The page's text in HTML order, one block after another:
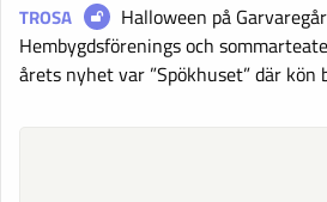
TROSA
Halloween på
Hembygdsförenings och
årets nyhet var ”Spökhuset” där kön